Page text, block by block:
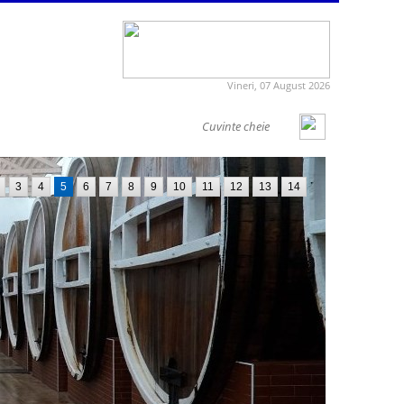
Vineri, 07 August 2026
3 4 5 6 7 8 9 10 11 12 13 14